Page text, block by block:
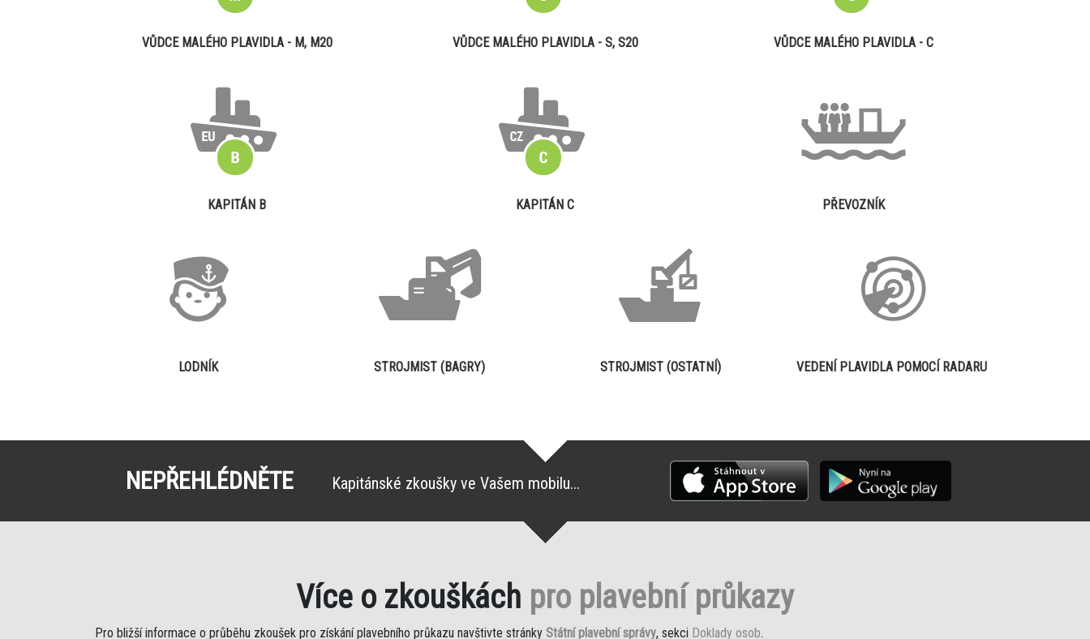
VŮDCE MALÉHO PLAVIDLA - M, M20 VŮDCE MALÉHO PLAVIDLA - S, S20 VŮDCE MALÉHO PLAVIDLA - C
KAPITÁN B KAPITÁN C PŘEVOZNÍK
LODNÍK STROJMIST (BAGRY) STROJMIST (OSTATNÍ) VEDENÍ PLAVIDLA POMOCÍ RADARU
NEPŘEHLÉDNĚTE Kapitánské zkoušky ve Vašem mobilu...
Více o zkouškách pro plavební průkazy
Pro bližší informace o průběhu zkoušek pro získání plavebního průkazu navštivte stránky Státní plavební správy, sekci Doklady osob.